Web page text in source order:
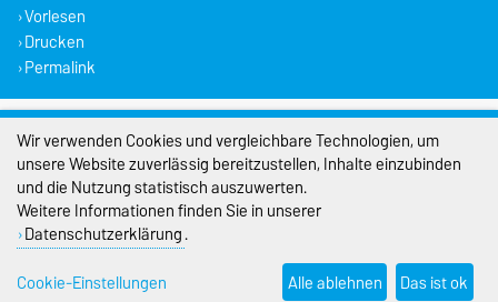
Vorlesen
Drucken
Permalink
Impressum
Datenschutz
Barrierefreiheit
Cookie-Einstellungen
Wir verwenden Cookies und vergleichbare Technologien, um
unsere Website zuverlässig bereitzustellen, Inhalte einzubinden
und die Nutzung statistisch auszuwerten.
Weitere Informationen finden Sie in unserer
Datenschutzerklärung.
Cookie-Einstellungen
Alle ablehnen Das ist ok